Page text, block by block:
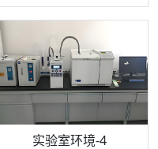
实验室环境-4
机构质检技术员-4
流式细胞仪